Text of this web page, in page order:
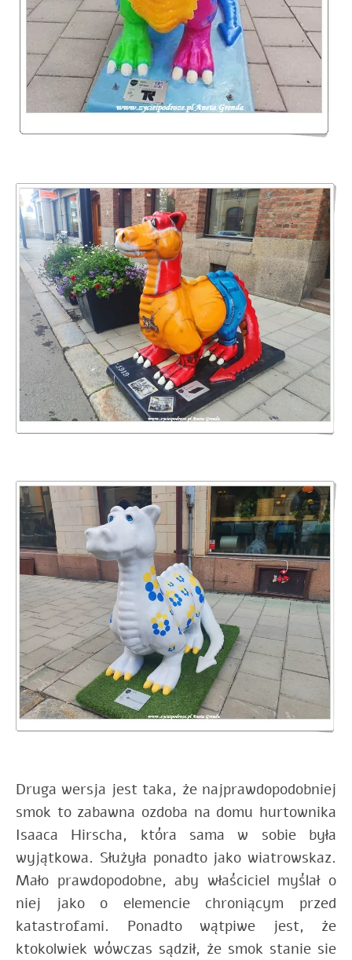
Druga wersja jest taka, że najprawdopodobniej
smok to zabawna ozdoba na domu hurtownika
Isaaca Hirscha, która sama w sobie była
wyjątkowa. Służyła ponadto jako wiatrowskaz.
Mało prawdopodobne, aby właściciel myślał o
niej jako o elemencie chroniącym przed
katastrofami. Ponadto wątpiwe jest, że
ktokolwiek wówczas sądził, że smok stanie sie